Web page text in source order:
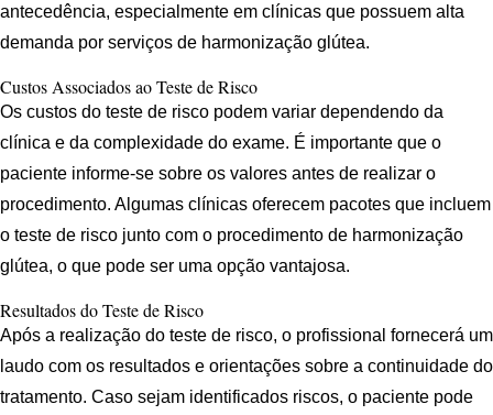
antecedência, especialmente em clínicas que possuem alta
demanda por serviços de harmonização glútea.
Custos Associados ao Teste de Risco
Os custos do teste de risco podem variar dependendo da
clínica e da complexidade do exame. É importante que o
paciente informe-se sobre os valores antes de realizar o
procedimento. Algumas clínicas oferecem pacotes que incluem
o teste de risco junto com o procedimento de harmonização
glútea, o que pode ser uma opção vantajosa.
Resultados do Teste de Risco
Após a realização do teste de risco, o profissional fornecerá um
laudo com os resultados e orientações sobre a continuidade do
tratamento. Caso sejam identificados riscos, o paciente pode